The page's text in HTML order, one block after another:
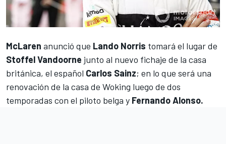
McLaren anunció que Lando Norris tomará el lugar de
Stoffel Vandoorne junto al nuevo fichaje de la casa
británica, el español Carlos Sainz; en lo que será una
renovación de la casa de Woking luego de dos
temporadas con el piloto belga y Fernando Alonso.